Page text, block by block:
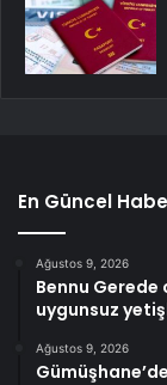
En Güncel
Ağustos 9, 2026
Bennu Gerede
uygunsuz
Ağustos 9, 2026